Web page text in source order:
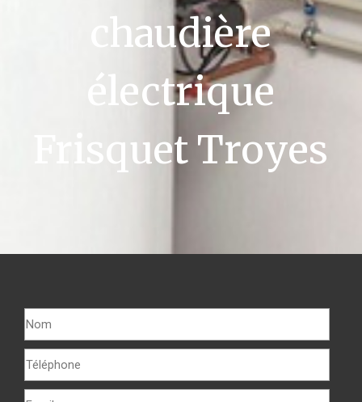
chaudière
électrique
Frisquet Troyes